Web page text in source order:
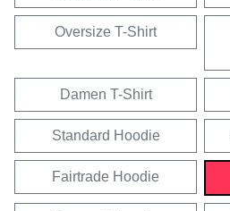
Oversize T-Shirt
Damen T-Shirt
Standard Hoodie
Fairtrade Hoodie